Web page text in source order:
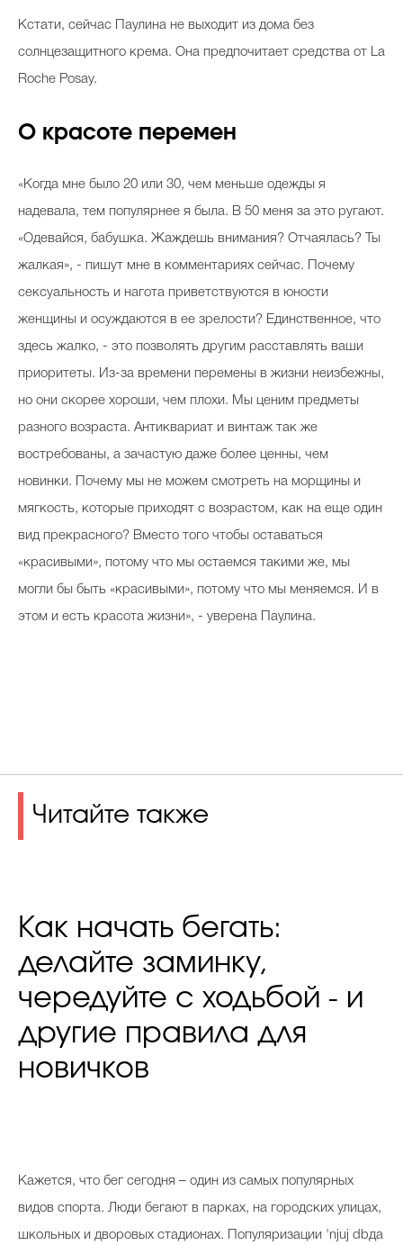
Кстати, сейчас Паулина не выходит из дома без
солнцезащитного крема. Она предпочитает средства от La
Roche Posay.
О красоте перемен
«Когда мне было 20 или 30, чем меньше одежды я
надевала, тем популярнее я была. В 50 меня за это ругают.
«Одевайся, бабушка. Жаждешь внимания? Отчаялась? Ты
жалкая», - пишут мне в комментариях сейчас. Почему
сексуальность и нагота приветствуются в юности
женщины и осуждаются в ее зрелости? Единственное, что
здесь жалко, - это позволять другим расставлять ваши
приоритеты. Из-за времени перемены в жизни неизбежны,
но они скорее хороши, чем плохи. Мы ценим предметы
разного возраста. Антиквариат и винтаж так же
востребованы, а зачастую даже более ценны, чем
новинки. Почему мы не можем смотреть на морщины и
мягкость, которые приходят с возрастом, как на еще один
вид прекрасного? Вместо того чтобы оставаться
«красивыми», потому что мы остаемся такими же, мы
могли бы быть «красивыми», потому что мы меняемся. И в
этом и есть красота жизни», - уверена Паулина.
Читайте также
Как начать бегать:
делайте заминку,
чередуйте с ходьбой - и
другие правила для
новичков
Кажется, что бег сегодня – один из самых популярных
видов спорта. Люди бегают в парках, на городских улицах,
школьных и дворовых стадионах. Популяризации 'njuj dbда